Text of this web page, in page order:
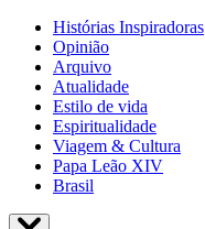
Histórias Inspiradoras
Opinião
Arquivo
Atualidade
Estilo de vida
Espiritualidade
Viagem & Cultura
Papa Leão XIV
Brasil